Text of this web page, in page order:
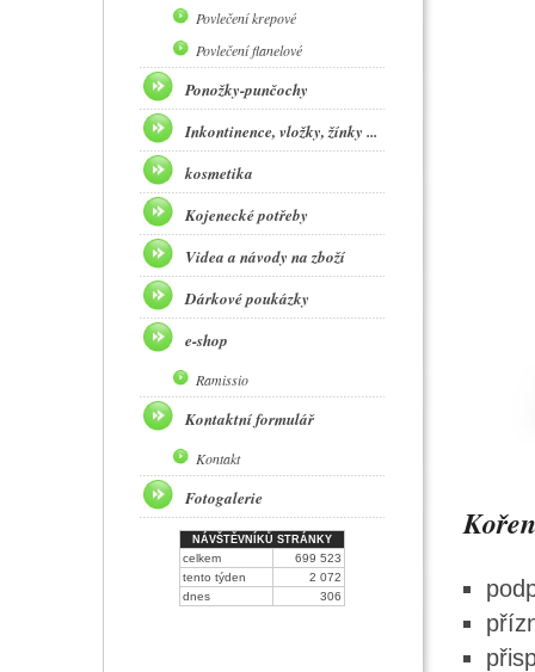
Povlečení krepové
Povlečení flanelové
Ponožky-punčochy
Inkontinence, vložky, žínky ...
kosmetika
Kojenecké potřeby
Videa a návody na zboží
Dárkové poukázky
e-shop
Ramissio
Kontaktní formulář
Kontakt
Fotogalerie
NÁVŠTĚVNÍKŮ STRÁNKY
celkem
699 523
tento týden
2 072
dnes
306